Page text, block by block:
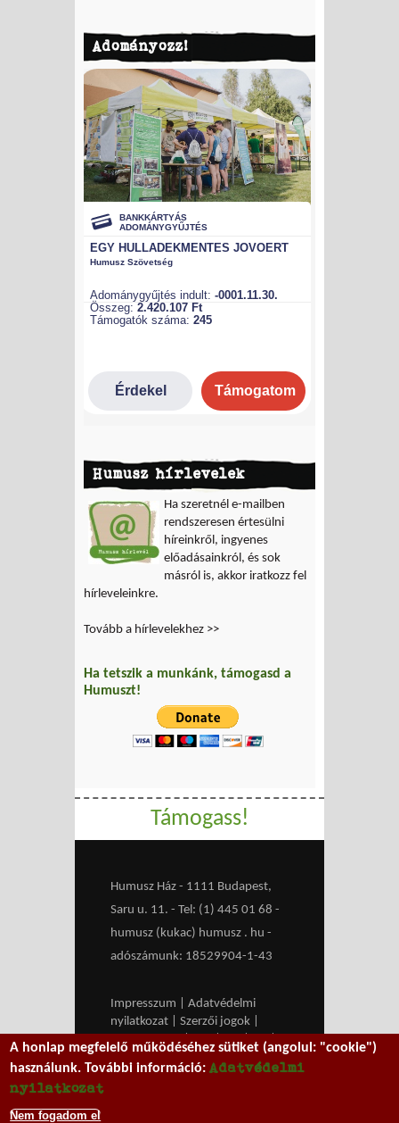
Adományozz!
Humusz hírlevelek
Ha szeretnél e-mailben
rendszeresen értesülni
híreinkről, ingyenes
előadásainkról, és sok
másról is, akkor iratkozz fel
hírleveleinkre.
Tovább a hírlevelekhez >>
Ha tetszik a munkánk, támogasd a
Humuszt!
Támogass!
Humusz Ház - 1111 Budapest,
Saru u. 11. - Tel: (1) 445 01 68 -
humusz (kukac) humusz . hu -
adószámunk: 18529904-1-43
Impresszum
Adatvédelmi
nyilatkozat
Szerzői jogok
Médiaajánlat
RSS HU| EN
A honlap megfelelő működéséhez sütiket (angolul: "cookie")
használunk. További információ:Adatvédelmi
nyilatkozat
Nem fogadom el